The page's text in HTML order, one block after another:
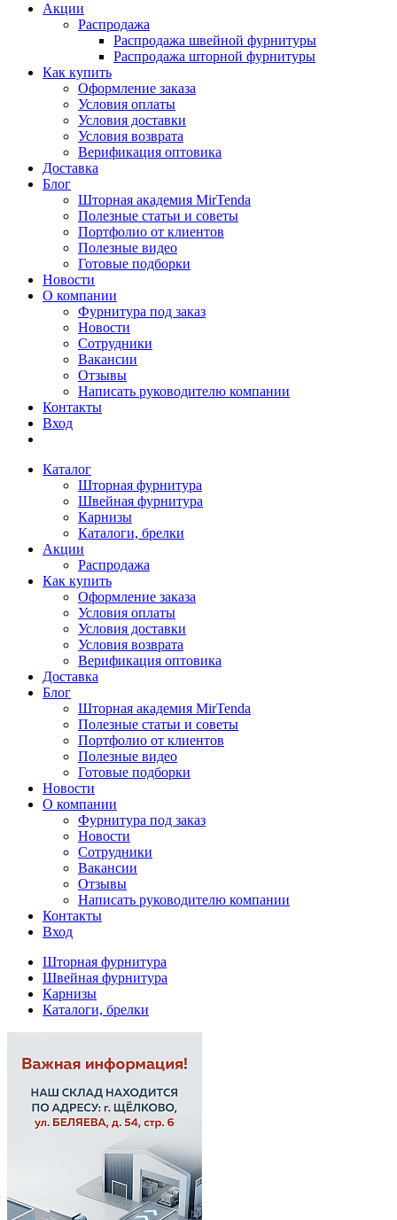
Акции
Распродажа
Распродажа швейной фурнитуры
Распродажа шторной фурнитуры
Как купить
Оформление заказа
Условия оплаты
Условия доставки
Условия возврата
Верификация оптовика
Доставка
Блог
Шторная академия MirTenda
Полезные статьи и советы
Портфолио от клиентов
Полезные видео
Готовые подборки
Новости
О компании
Фурнитура под заказ
Новости
Сотрудники
Вакансии
Отзывы
Написать руководителю компании
Контакты
Вход
Каталог
Шторная фурнитура
Швейная фурнитура
Карнизы
Каталоги, брелки
Акции
Распродажа
Как купить
Оформление заказа
Условия оплаты
Условия доставки
Условия возврата
Верификация оптовика
Доставка
Блог
Шторная академия MirTenda
Полезные статьи и советы
Портфолио от клиентов
Полезные видео
Готовые подборки
Новости
О компании
Фурнитура под заказ
Новости
Сотрудники
Вакансии
Отзывы
Написать руководителю компании
Контакты
Вход
Шторная фурнитура
Швейная фурнитура
Карнизы
Каталоги, брелки